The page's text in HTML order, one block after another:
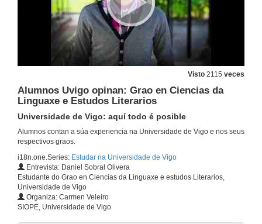
Visto 2115 veces
Alumnos Uvigo opinan: Grao en Ciencias da
Linguaxe e Estudos Literarios
Universidade de Vigo: aquí todo é posible
Alumnos contan a súa experiencia na Universidade de Vigo e nos seus
respectivos graos.
i18n.one.Series: Estudar na Universidade de Vigo
Entrevista: Daniel Sobral Olivera
Estudante do Grao en Ciencias da Linguaxe e estudos Literarios,
Universidade de Vigo
Organiza: Carmen Veleiro
SIOPE, Universidade de Vigo